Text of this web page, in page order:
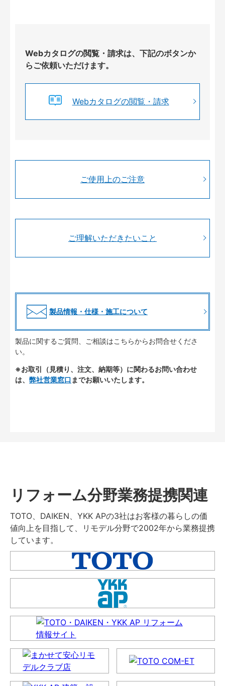
Webカタログの閲覧・請求は、下記のボタンか
らご依頼いただけます。
Webカタログの閲覧・請求
ご使用上のご注意
ご理解いただきたいこと
製品情報・仕様・施工について
製品に関するご質問、ご相談はこちらからお問合せくださ
い。
※お取引（見積り、注文、納期等）に関わるお問い合わせ
は、 弊社営業窓口 までお願いいたします。
リフォーム分野業務提携関連
TOTO、DAIKEN、YKK APの3社はお客様の暮らしの価
値向上を目指して、リモデル分野で2002年から業務提携
しています。